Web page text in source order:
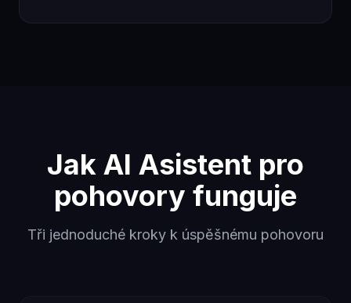
Jak AI Asistent pro
pohovory funguje
Tři jednoduché kroky k úspěšnému pohovoru